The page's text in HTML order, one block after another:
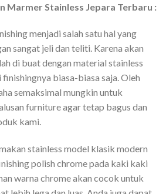
Marmer Stainless Jepara Terbaru :
menjadi salah satu hal yang
sangat jeli dan teliti. Karena akan
di buat dengan material stainless
biasa-biasa saja. Oleh
semaksimal mungkin untuk
furniture agar tetap bagus dan
kami.
stainless model klasik modern
polish chrome pada kaki kaki
warna chrome akan cocok untuk